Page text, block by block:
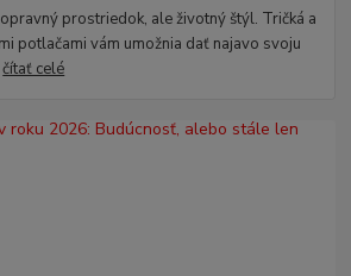
prostriedok, ale životný štýl. Tričká a
potlačami vám umožnia dať najavo svoju
čítať celé